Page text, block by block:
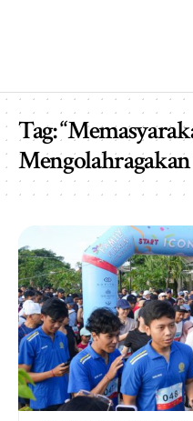
Tag: